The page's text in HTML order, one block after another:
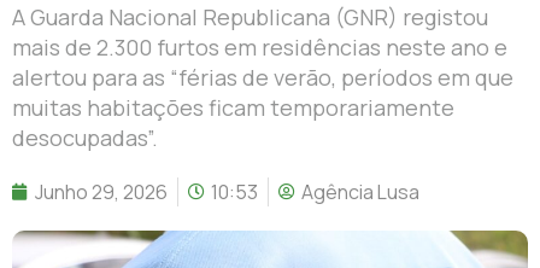
A Guarda Nacional Republicana (GNR) registou
mais de 2.300 furtos em residências neste ano e
alertou para as “férias de verão, períodos em que
muitas habitações ficam temporariamente
desocupadas”.
Junho 29, 2026 10:53 Agência Lusa